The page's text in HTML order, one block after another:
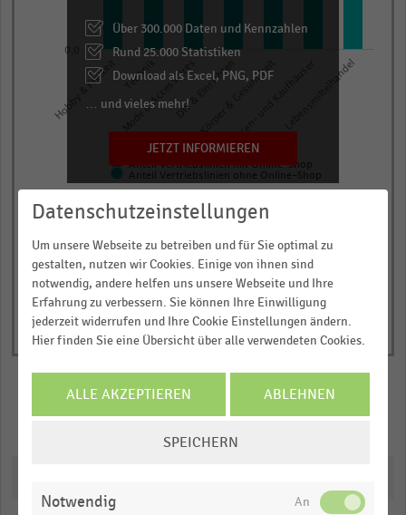
categories.
Y
axis
displaying
Anteil
der
Vertriebslinien
(in
Range:
to
1.1791094420600858.
data
table.
Anteil Vertriebslinien mit Online-Shop
Anteil Vertriebslinien ohne Online-Shop
Hobby & FreizeitTechnik
Mode & AccessoiresDIY & Einrichten
Körper & Gesundheit
Waren- und Kaufhäuser Lebensmittelhandel
0,0
End
chart
Über 300.000 Daten und Kennzahlen
Rund 25.000 Statistiken
Download als Excel, PNG, PDF
… und vieles mehr!
JETZT INFORMIEREN
Merken Teilen
Datenschutzeinstellungen
Um unsere Webseite zu betreiben und für Sie optimal zu
gestalten, nutzen wir Cookies. Einige von ihnen sind
notwendig, andere helfen uns unsere Webseite und Ihre
Erfahrung zu verbessern. Sie können Ihre Einwilligung
jederzeit widerrufen und Ihre Cookie Einstellungen ändern.
Hier finden Sie eine Übersicht über alle verwendeten Cookies.
ALLE AKZEPTIEREN ABLEHNEN
SPEICHERN
Notwendig